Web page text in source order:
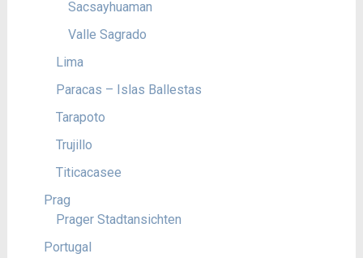
Sacsayhuaman
Valle Sagrado
Lima
Paracas – Islas Ballestas
Tarapoto
Trujillo
Titicacasee
Prag
Prager Stadtansichten
Portugal